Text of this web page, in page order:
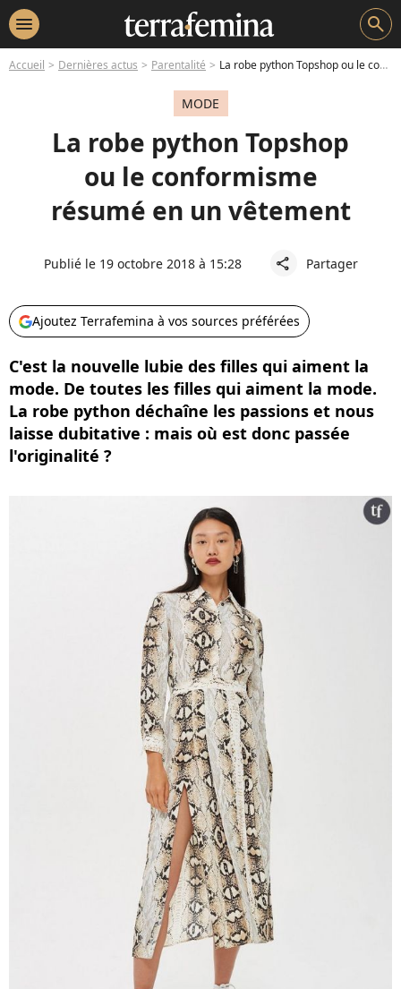
menu search
Accueil Dernières actus Parentalité La robe python Topshop ou le conformisme résumé en un vêtement
MODE
La robe python Topshop
ou le conformisme
résumé en un vêtement
Publié le 19 octobre 2018 à 15:28 share Partager
Ajoutez Terrafemina à vos sources préférées
C'est la nouvelle lubie des filles qui aiment la
mode. De toutes les filles qui aiment la mode.
La robe python déchaîne les passions et nous
laisse dubitative : mais où est donc passée
l'originalité ?